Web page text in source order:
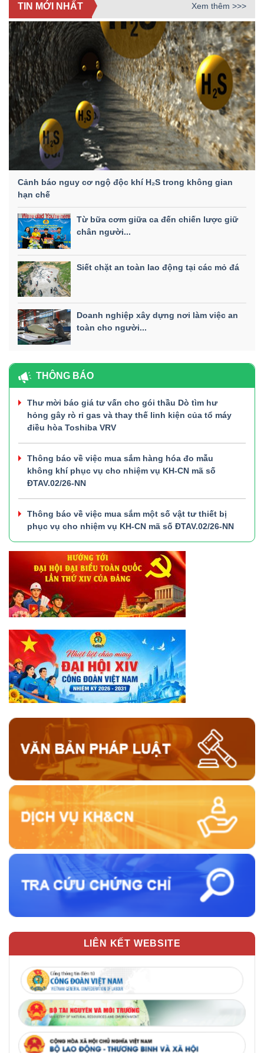
TIN MỚI NHẤT Xem thêm >>>
Cảnh báo nguy cơ ngộ độc khí H₂S trong không gian
hạn chế
Từ bữa cơm giữa ca đến chiến lược giữ
chân người...
Siết chặt an toàn lao động tại các mỏ đá
Doanh nghiệp xây dựng nơi làm việc an
toàn cho người...
THÔNG BÁO
Thư mời báo giá tư vấn cho gói thầu Dò tìm hư
hỏng gây rò rỉ gas và thay thế linh kiện của tổ máy
điều hòa Toshiba VRV
Thông báo về việc mua sắm hàng hóa đo mẫu
không khí phục vụ cho nhiệm vụ KH-CN mã số
ĐTAV.02/26-NN
Thông báo về việc mua sắm một số vật tư thiết bị
phục vụ cho nhiệm vụ KH-CN mã số ĐTAV.02/26-NN
LIÊN KẾT WEBSITE